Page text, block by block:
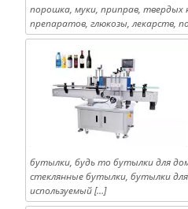
порошка, муки, приправ,
препаратов, глюкозы, лекарств,
бутылки, будь то бутылки для
стеклянные бутылки, бутылки
используемый […]